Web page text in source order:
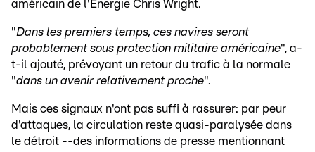
américain de l'Energie Chris Wright.
"Dans les premiers temps, ces navires seront
probablement sous protection militaire américaine", a-
t-il ajouté, prévoyant un retour du trafic à la normale
"dans un avenir relativement proche".
Mais ces signaux n'ont pas suffi à rassurer: par peur
d'attaques, la circulation reste quasi-paralysée dans
le détroit --des informations de presse mentionnant